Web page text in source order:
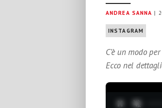
ANDREA SANNA |
INSTAGRAM
C’è un modo
Ecco nel